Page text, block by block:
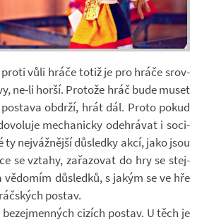
vůli hráče totiž je pro hráče srov­
ne-li horší. Pro­tože hráč bude muset
ob­drží, hrát dál. Proto pokud
me­cha­nicky ode­hrá­vat i so­ci­
nej­váž­nější dů­sledky akcí, jako jsou
se vztahy, za­řa­zo­vat do hry se stej­
dů­sledků, s jakým se ve hře
po­stav.
ci­zích po­stav. U těch je